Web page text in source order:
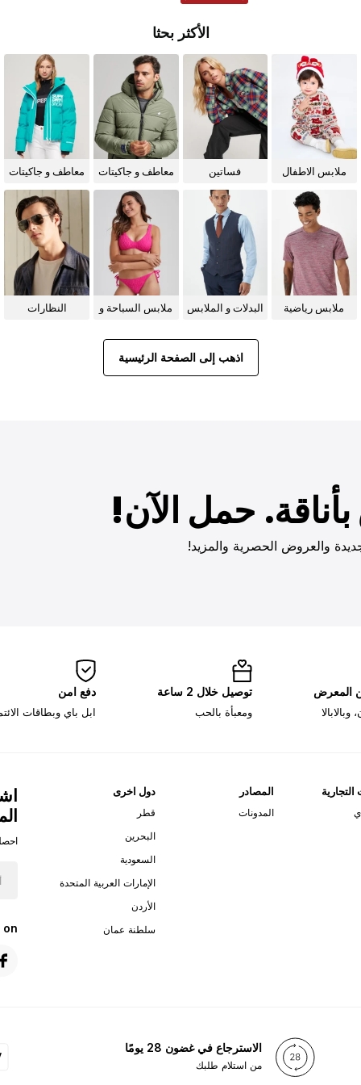
الأكثر بحثا
ملابس الاطفال فساتين
معاطف و جاكيتات
معاطف و جاكيتات
ملابس رياضية
البدلات و الملابس
ملابس السباحة و
النظارات
اذهب إلى الصفحة الرئيسية
حمل الآن!
والعروض الحصرية والمزيد!
المعرض توصيل خلال 2 ساعة
ومعبأة بالحب
دفع امن
ابل باي وبطاقات
التجارية المصادر
المدونات
دول اخرى
قطر
البحرين
السعودية
الإمارات العربية المتحدة
الأردن
سلطنة عمان
on
الاسترجاع في غضون 28 يومًا
من استلام طلبك